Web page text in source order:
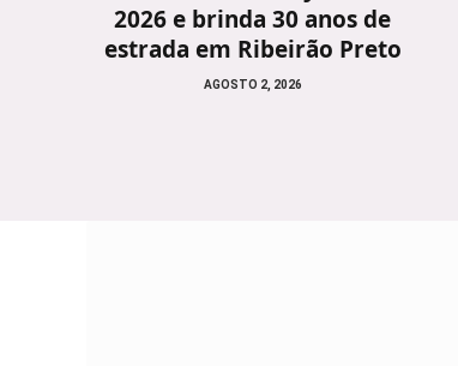
2026 e brinda 30 anos de
estrada em Ribeirão Preto
AGOSTO 2, 2026